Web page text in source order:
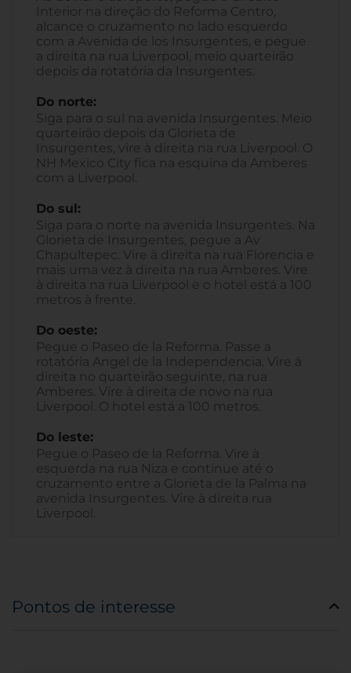
Interior na direção do Reforma Centro,
alcance o cruzamento no lado esquerdo
com a Avenida de los Insurgentes, e pegue
a direita na rua Liverpool, meio quarteirão
depois da rotatória da Insurgentes.
Do norte:
Siga para o sul na avenida Insurgentes. Meio
quarteirão depois da Glorieta de
Insurgentes, vire à direita na rua Liverpool. O
NH Mexico City fica na esquina da Amberes
com a Liverpool.
Do sul:
Siga para o norte na avenida Insurgentes. Na
Glorieta de Insurgentes, pegue a Av
Chapultepec. Vire à direita na rua Florencia e
mais uma vez à direita na rua Amberes. Vire
à direita na rua Liverpool e o hotel está a 100
metros à frente.
Do oeste:
Pegue o Paseo de la Reforma. Passe a
rotatória Angel de la Independencia. Vire à
direita no quarteirão seguinte, na rua
Amberes. Vire à direita de novo na rua
Liverpool. O hotel está a 100 metros.
Do leste:
Pegue o Paseo de la Reforma. Vire à
esquerda na rua Niza e continue até o
cruzamento entre a Glorieta de la Palma na
avenida Insurgentes. Vire à direita rua
Liverpool.
Pontos de interesse